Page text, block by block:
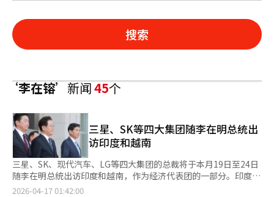
搜索
‘李在镕’新闻45个
三星、SK等四大集团随李在明总统出
访印度和越南
三星、SK、现代汽车、LG等四大集团的总裁将于本月19日至24日
随李在明总统出访印度和越南，作为经济代表团的一部分。印度和
越南分别是韩国的第六和第三大贸易伙伴。由于四大集团在当地的
2026-04-17 01:42:00